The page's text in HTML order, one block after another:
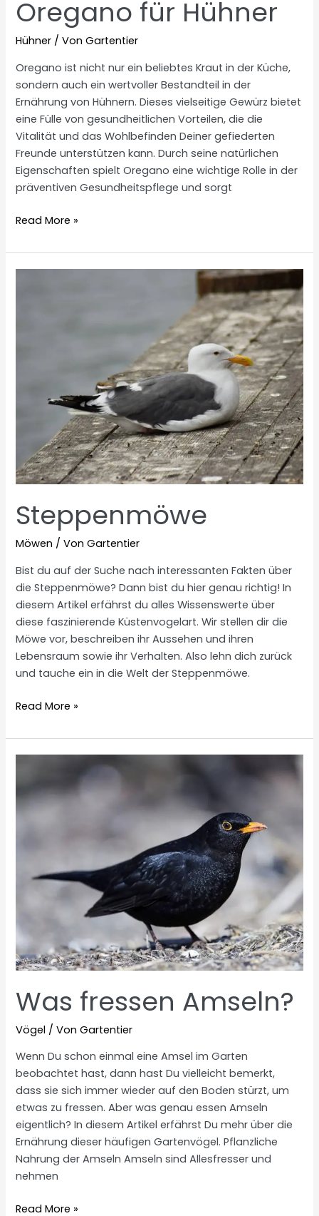
Oregano für Hühner
Hühner / VonGartentier
Oregano ist nicht nur ein beliebtes Kraut in der Küche,
sondern auch ein wertvoller Bestandteil in der
Ernährung von Hühnern. Dieses vielseitige Gewürz bietet
eine Fülle von gesundheitlichen Vorteilen, die die
Vitalität und das Wohlbefinden Deiner gefiederten
Freunde unterstützen kann. Durch seine natürlichen
Eigenschaften spielt Oregano eine wichtige Rolle in der
präventiven Gesundheitspflege und sorgt
Oregano
Hühner
Read More »
Steppenmöwe
Möwen / VonGartentier
Bist du auf der Suche nach interessanten Fakten über
die Steppenmöwe? Dann bist du hier genau richtig! In
diesem Artikel erfährst du alles Wissenswerte über
diese faszinierende Küstenvogelart. Wir stellen dir die
Möwe vor, beschreiben ihr Aussehen und ihren
Lebensraum sowie ihr Verhalten. Also lehn dich zurück
und tauche ein in die Welt der Steppenmöwe.
Steppenmöwe
Read More »
Was fressen Amseln?
Vögel / VonGartentier
Wenn Du schon einmal eine Amsel im Garten
beobachtet hast, dann hast Du vielleicht bemerkt,
dass sie sich immer wieder auf den Boden stürzt, um
etwas zu fressen. Aber was genau essen Amseln
eigentlich? In diesem Artikel erfährst Du mehr über die
Ernährung dieser häufigen Gartenvögel. Pflanzliche
Nahrung der Amseln Amseln sind Allesfresser und
nehmen
Was
Read More »